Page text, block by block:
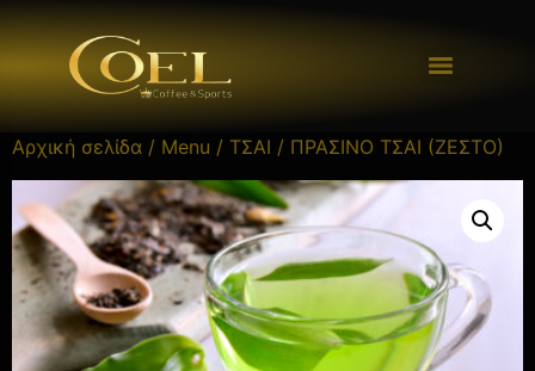
Αρχική σελίδα / Menu / ΤΣΑΙ / ΠΡΑΣΙΝΟ ΤΣΑΙ (ΖΕΣΤΟ)